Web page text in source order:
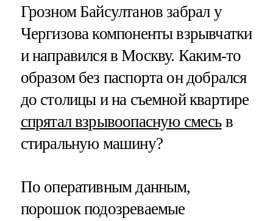
Грозном Байсултанов забрал у
Чергизова компоненты взрывчатки
и направился в Москву. Каким-то
образом без паспорта он добрался
до столицы и на съемной квартире
спрятал взрывоопасную смесьв
стиральную машину?
По оперативным данным,
порошок подозреваемые